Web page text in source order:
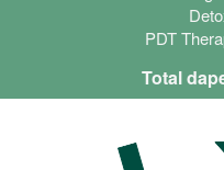
PDT
Total